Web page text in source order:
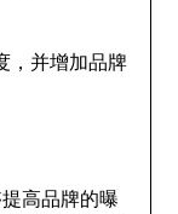
，并增加品牌
高品牌的曝